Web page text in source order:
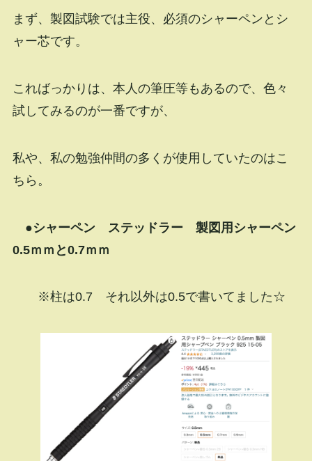
まず、製図試験では主役、必須のシャーペンとシ
ャー芯です。
こればっかりは、本人の筆圧等もあるので、色々
試してみるのが一番ですが、
私や、私の勉強仲間の多くが使用していたのはこ
ちら。
●シャーペン ステッドラー 製図用シャーペン
0.5ｍｍと0.7ｍｍ
※柱は0.7 それ以外は0.5で書いてました☆